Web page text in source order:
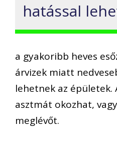
hatással
a gyakoribb heves
árvizek miatt
lehetnek az épületek.
asztmát okozhat,
meglévőt.